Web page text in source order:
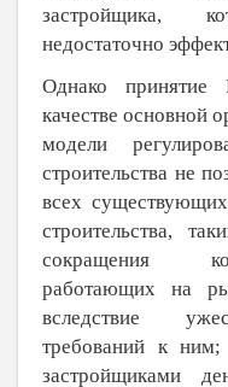
застройщика,
недостаточно
Однако принятие
качестве основной
модели
строительства не
всех
строительства,
сокращения
работающих на
вследствие
требований к ним;
застройщиками